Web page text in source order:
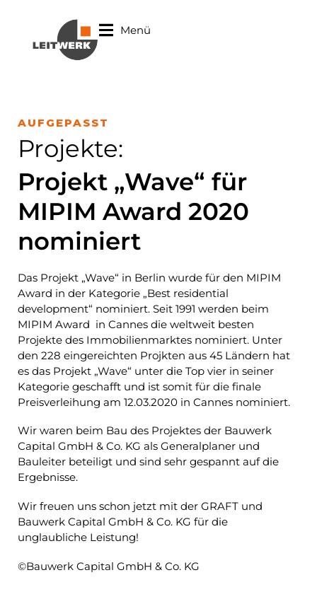
Menü
AUFGEPASST
Projekte:
Projekt „Wave“ für
MIPIM Award 2020
nominiert
Das Projekt „Wave“ in Berlin wurde für den MIPIM
Award in der Kategorie „Best residential
development“ nominiert. Seit 1991 werden beim
MIPIM Award in Cannes die weltweit besten
Projekte des Immobilienmarktes nominiert. Unter
den 228 eingereichten Projkten aus 45 Ländern hat
es das Projekt „Wave“ unter die Top vier in seiner
Kategorie geschafft und ist somit für die finale
Preisverleihung am 12.03.2020 in Cannes nominiert.
Wir waren beim Bau des Projektes der Bauwerk
Capital GmbH & Co. KG als Generalplaner und
Bauleiter beteiligt und sind sehr gespannt auf die
Ergebnisse.
Wir freuen uns schon jetzt mit der GRAFT und
Bauwerk Capital GmbH & Co. KG für die
unglaubliche Leistung!
©Bauwerk Capital GmbH & Co. KG